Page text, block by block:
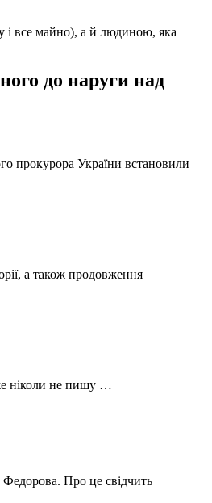
і все майно), а й людиною, яка
до наруги над
прокурора України встановили
а також продовження
ніколи не пишу …
Федорова. Про це свідчить